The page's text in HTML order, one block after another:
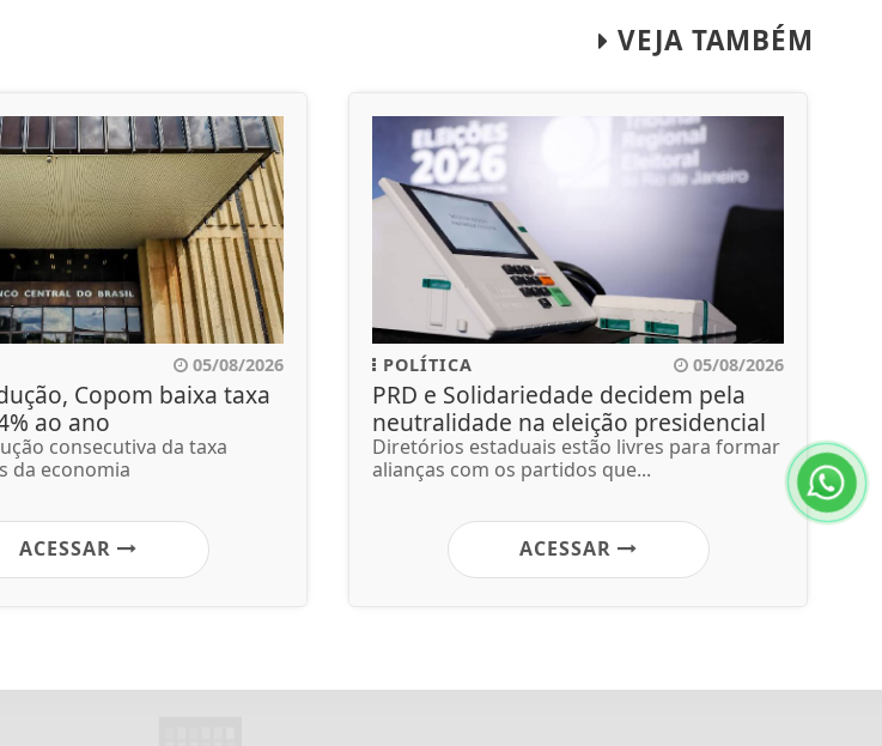
VEJA TAMBÉM
05/08/2026
Copom baixa taxa
ao ano
consecutiva da taxa
da economia
ACESSAR
POLÍTICA 05/08/2026
PRD e Solidariedade decidem pela
neutralidade na eleição presidencial
Diretórios estaduais estão livres para formar
alianças com os partidos que...
ACESSAR